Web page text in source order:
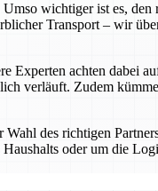
wichtiger ist es,
Transport – wir
Experten achten
verläuft. Zudem
des richtigen
oder um die